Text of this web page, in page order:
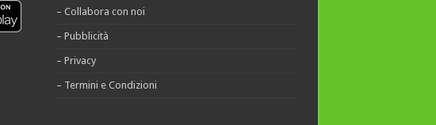
– Collabora con noi
– Pubblicità
– Privacy
– Termini e Condizioni